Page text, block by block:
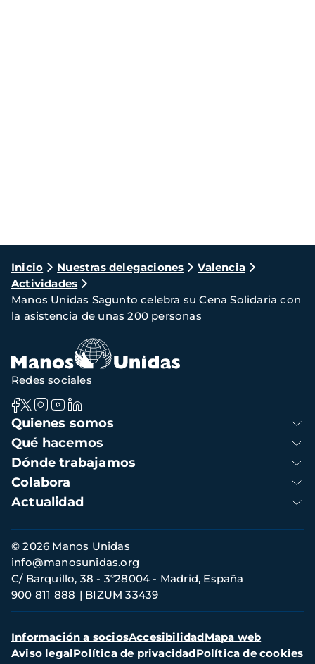
Ruta
de
navegación
Inicio Nuestras delegaciones
Valencia
Actividades
Manos Unidas Sagunto celebra su Cena Solidaria con
la asistencia de unas 200 personas
Navegación
principal
Quienes somos
Qué hacemos
Dónde trabajamos
Colabora
Actualidad
Redes sociales
Información
de
contacto
© 2026 Manos Unidas
C/ Barquillo, 38 - 3º28004 - Madrid, España
900 811 888
BIZUM 33439
info@manosunidas.org
Menú
secundario
Información a sociosAccesibilidadMapa web
Aviso legalPolítica de privacidadPolítica de cookies